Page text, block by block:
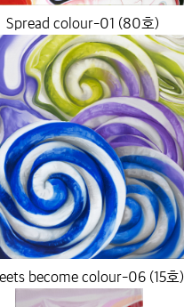
Spread colour-01 (80호)
become colour-06 (15호)